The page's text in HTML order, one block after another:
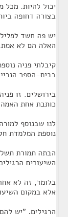
יכול להיות. מכל
בצורה דחופה
יש פה חשד
האלה הם לא
קיבלתי פניה
בבית-הספר
בירושלים. זו
כותבת אחת
לנו שבנוסף
נוספת המלמדת
השיעורים
בלומר, זה לא
אלא במקום
הרגילים. "יש